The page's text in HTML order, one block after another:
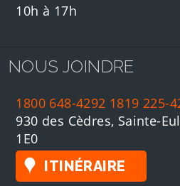
10h à 17h
NOUS JOINDRE
1800 648-4292 1819 225-
930 des Cèdres, Sainte-
1E0
ITINÉRAIRE